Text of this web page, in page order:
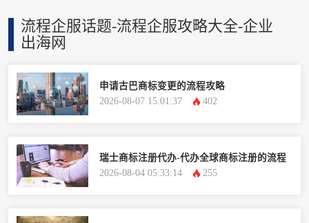
流程企服话题-流程企服攻略大全-企业
出海网
申请古巴商标变更的流程攻略
2026-08-07 15:01:37
402
瑞士商标注册代办-代办全球商标注册的流程
2026-08-04 05:33:14
255